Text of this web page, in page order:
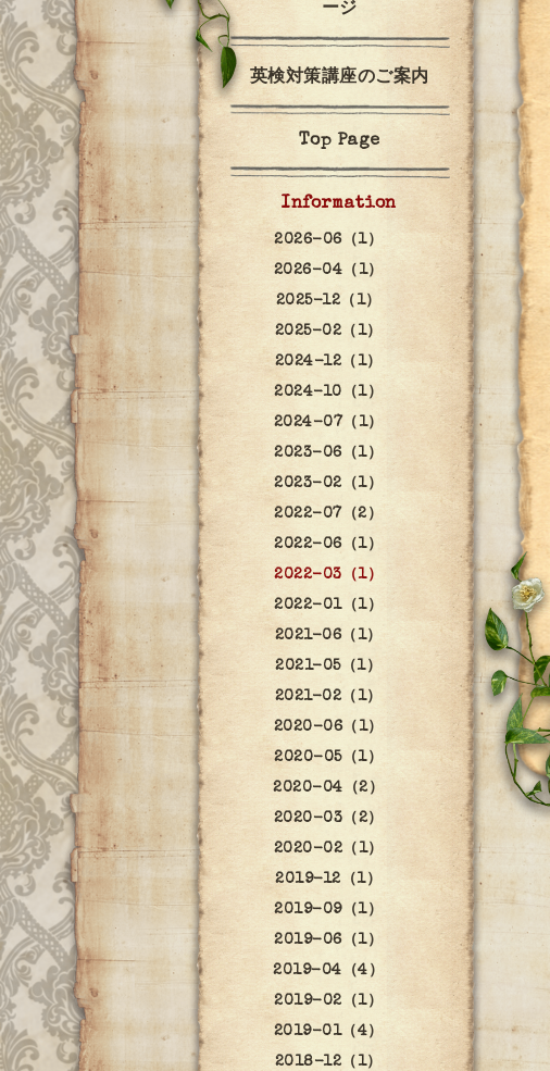
ージ
英検対策講座のご案内
Top Page
Information
2026-06（1）
2026-04（1）
2025-12（1）
2025-02（1）
2024-12（1）
2024-10（1）
2024-07（1）
2023-06（1）
2023-02（1）
2022-07（2）
2022-06（1）
2022-03（1）
2022-01（1）
2021-06（1）
2021-05（1）
2021-02（1）
2020-06（1）
2020-05（1）
2020-04（2）
2020-03（2）
2020-02（1）
2019-12（1）
2019-09（1）
2019-06（1）
2019-04（4）
2019-02（1）
2019-01（4）
2018-12（1）